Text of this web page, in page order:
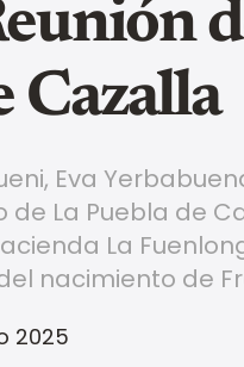
Cazalla
Eva
de La Puebla de
La
nacimiento de
2025